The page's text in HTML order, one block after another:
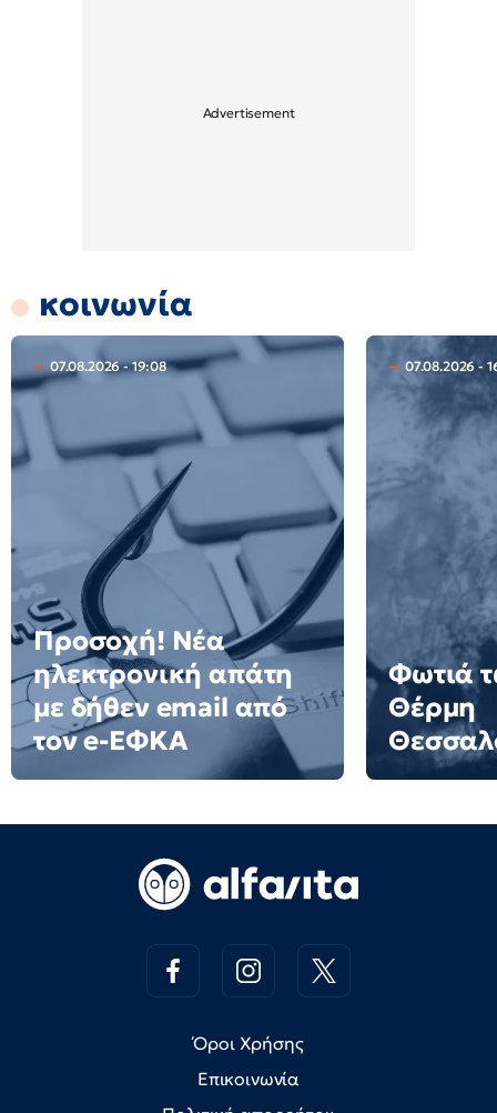
κοινωνία
07.08.2026 - 19:08
Προσοχή! Νέα
ηλεκτρονική απάτη
με δήθεν email από
τον e-ΕΦΚΑ
07.08.2026 -
Φωτιά
Θέρμη
Όροι Χρήσης
Επικοινωνία